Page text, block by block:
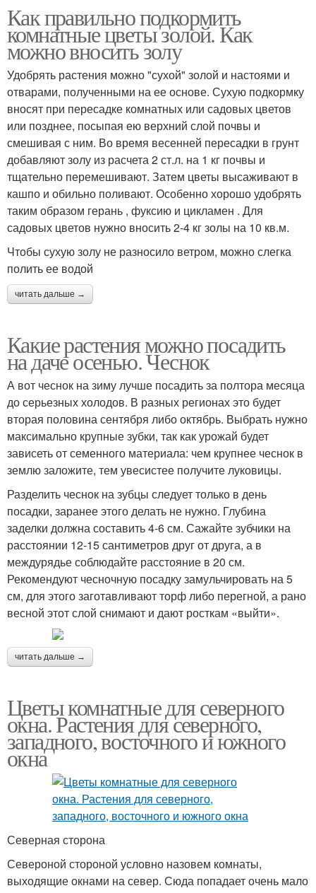
Как правильно подкормить
комнатные цветы золой. Как
можно вносить золу
Удобрять растения можно "сухой" золой и настоями и
отварами, полученными на ее основе. Сухую подкормку
вносят при пересадке комнатных или садовых цветов
или позднее, посыпая ею верхний слой почвы и
смешивая с ним. Во время весенней пересадки в грунт
добавляют золу из расчета 2 ст.л. на 1 кг почвы и
тщательно перемешивают. Затем цветы высаживают в
кашпо и обильно поливают. Особенно хорошо удобрять
таким образом герань , фуксию и цикламен . Для
садовых цветов нужно вносить 2-4 кг золы на 10 кв.м.
Чтобы сухую золу не разносило ветром, можно слегка
полить ее водой
читать дальше →
Какие растения можно посадить
на даче осенью. Чеснок
А вот чеснок на зиму лучше посадить за полтора месяца
до серьезных холодов. В разных регионах это будет
вторая половина сентября либо октябрь. Выбрать нужно
максимально крупные зубки, так как урожай будет
зависеть от семенного материала: чем крупнее чеснок в
землю заложите, тем увесистее получите луковицы.
Разделить чеснок на зубцы следует только в день
посадки, заранее этого делать не нужно. Глубина
заделки должна составить 4-6 см. Сажайте зубчики на
расстоянии 12-15 сантиметров друг от друга, а в
междурядье соблюдайте расстояние в 20 см.
Рекомендуют чесночную посадку замульчировать на 5
см, для этого заготавливают торф либо перегной, а рано
весной этот слой снимают и дают росткам «выйти».
читать дальше →
Цветы комнатные для северного
окна. Растения для северного,
западного, восточного и южного
окна
Северная сторона
Североной стороной условно назовем комнаты,
выходящие окнами на север. Сюда попадает очень мало